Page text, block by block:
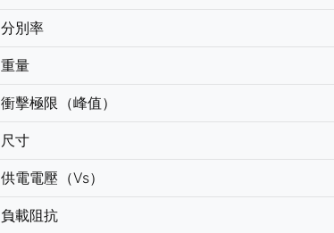
分別率
重量
衝擊極限（峰值）
尺寸
供電電壓（Vs）
負載阻抗